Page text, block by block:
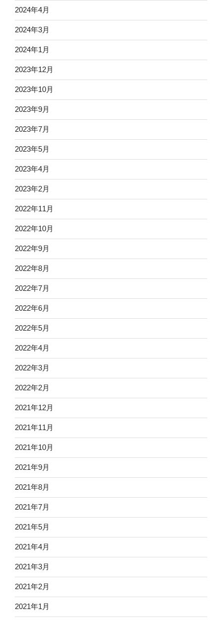
2024年4月
2024年3月
2024年1月
2023年12月
2023年10月
2023年9月
2023年7月
2023年5月
2023年4月
2023年2月
2022年11月
2022年10月
2022年9月
2022年8月
2022年7月
2022年6月
2022年5月
2022年4月
2022年3月
2022年2月
2021年12月
2021年11月
2021年10月
2021年9月
2021年8月
2021年7月
2021年5月
2021年4月
2021年3月
2021年2月
2021年1月